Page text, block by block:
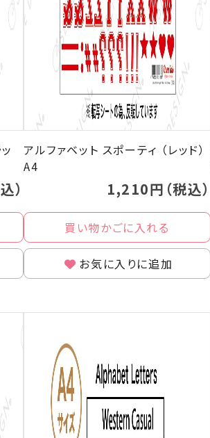
）
アルファベット スポーティ （レッド）
A4
1,210円（税込）
買い物かごに入れる
お気に入りに追加